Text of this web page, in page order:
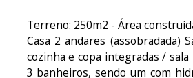
Terreno: 250m2 - Área
Casa 2 andares (assobradada)
cozinha e copa integradas /
3 banheiros, sendo um com